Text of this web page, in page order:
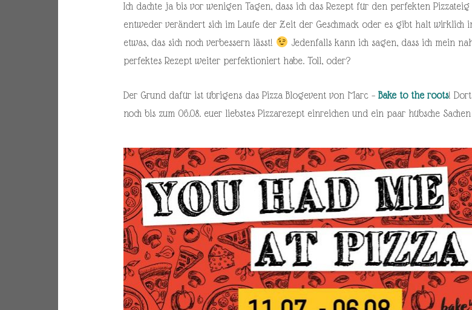
Ich dachte ja bis vor wenigen Tagen, dass ich das Rezept für den perfekten
entweder verändert sich im Laufe der Zeit der Geschmack oder es gibt halt wirklich
etwas, das sich noch verbessern lässt!
Jedenfalls kann ich sagen, dass ich mein
perfektes Rezept weiter perfektioniert habe. Toll, oder?
Der Grund dafür ist übrigens das Pizza Blogevent von Marc – Bake to the roots!
noch bis zum 06.08. euer liebstes Pizzarezept einreichen und ein paar hübsche